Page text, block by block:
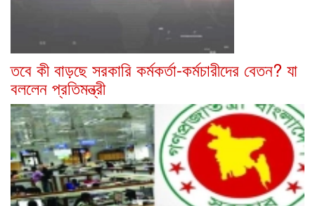
তবে কী বাড়ছে সরকারি কর্মকর্তা-কর্মচারীদের বেতন? যা
বললেন প্রতিমন্ত্রী